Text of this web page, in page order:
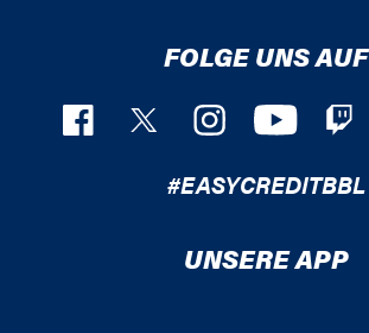
FOLGE UNS AUF
#EASYCREDITBBL
UNSERE APP